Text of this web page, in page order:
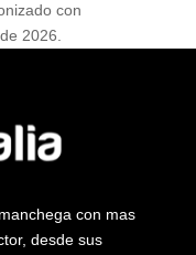
con
2026.
con mas
desde sus